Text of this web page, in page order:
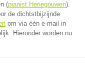
(pianist Henegouwen).
de dichtstbijzijnde
om via één e-mail in
Hieronder worden nu